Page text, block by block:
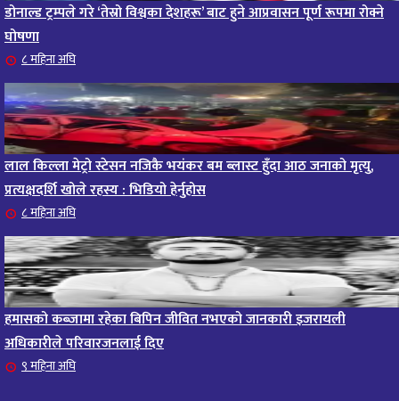
डोनाल्ड ट्रम्पले गरे ‘तेस्रो विश्वका देशहरू’ बाट हुने आप्रवासन पूर्ण रूपमा रोक्ने
घोषणा
८ महिना अघि
लाल किल्ला मेट्रो स्टेसन नजिकै भयंकर बम ब्लास्ट हुँदा आठ जनाको मृत्यु,
प्रत्यक्षदर्शि खोले रहस्य : भिडियो हेर्नुहोस
८ महिना अघि
हमासको कब्जामा रहेका बिपिन जीवित नभएको जानकारी इजरायली
अधिकारीले परिवारजनलाई दिए
९ महिना अघि